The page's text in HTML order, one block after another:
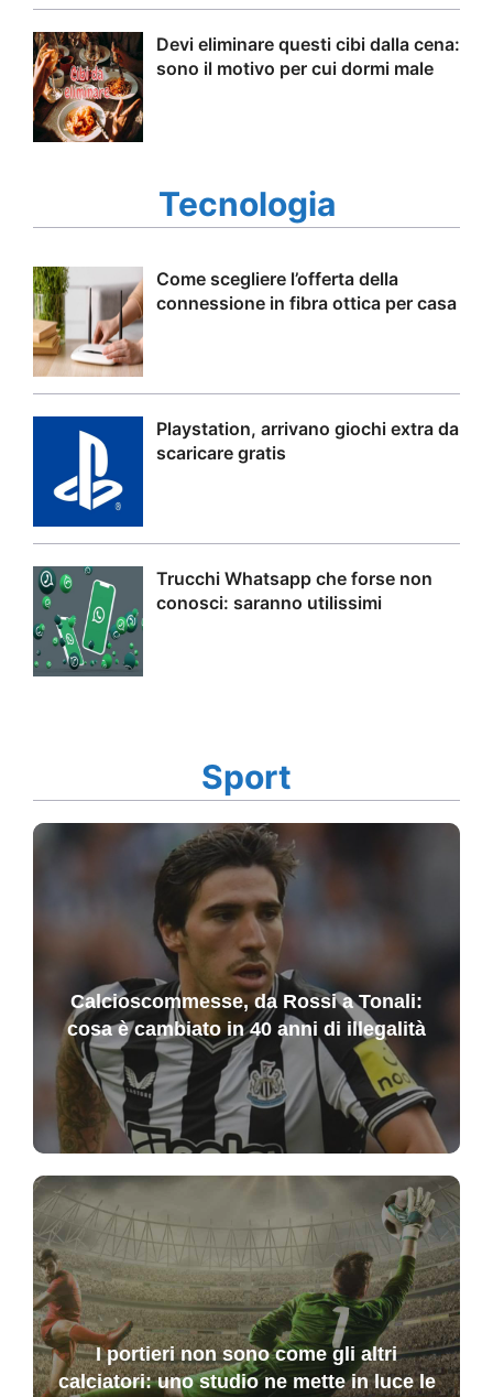
Devi eliminare questi cibi dalla cena:
sono il motivo per cui dormi male
Tecnologia
Come scegliere l’offerta della
connessione in fibra ottica per casa
Playstation, arrivano giochi extra da
scaricare gratis
Trucchi Whatsapp che forse non
conosci: saranno utilissimi
Sport
Calcioscommesse, da Rossi a Tonali:
cosa è cambiato in 40 anni di illegalità
I portieri non sono come gli altri
calciatori: uno studio ne mette in luce le